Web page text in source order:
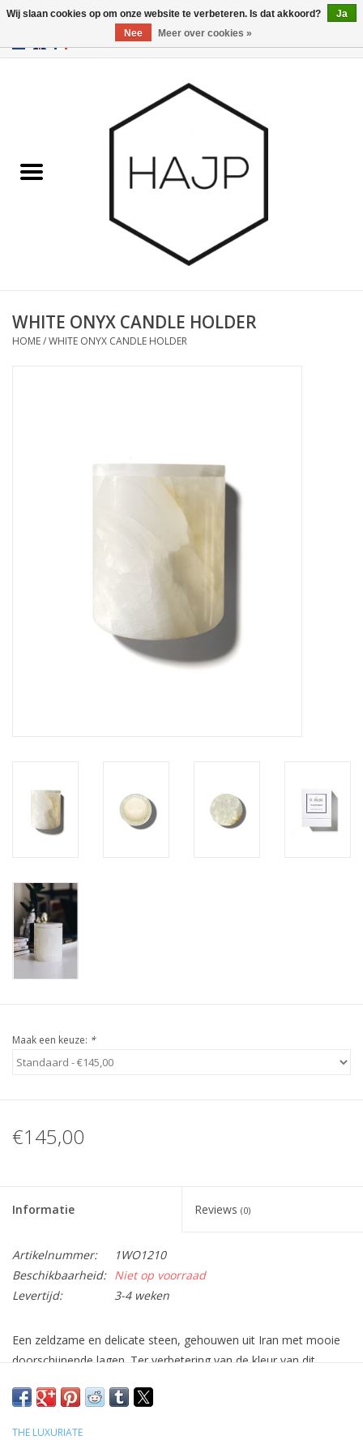
GBP/USD
Gadgets
WHITE ONYX CANDLE HOLDER
HOME/WHITE ONYX CANDLE HOLDER
Maak een keuze: *
€145,00
Informatie Reviews (0)
Artikelnummer:
1WO1210
Beschikbaarheid: Niet op voorraad
Levertijd:
3-4 weken
Een zeldzame en delicate steen, gehouwen uit Iran met mooie
doorschijnende lagen. Ter verbetering van de kleur van dit
(Let op: deze steen kan bevatten sommige natuurlijke
THE LUXURIATE
Wij slaan cookies op om onze website te verbeteren. Is dat akkoord?
Ja
Nee
Meer over cookies »